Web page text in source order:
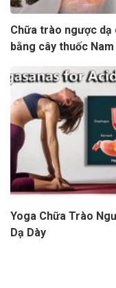
Chữa trào ngược dạ
bằng cây thuốc Nam
Yoga Chữa Trào
Dạ Dày